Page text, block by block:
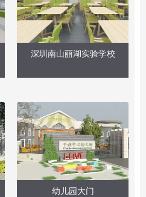
深圳南山丽湖实验学校
幼儿园大门